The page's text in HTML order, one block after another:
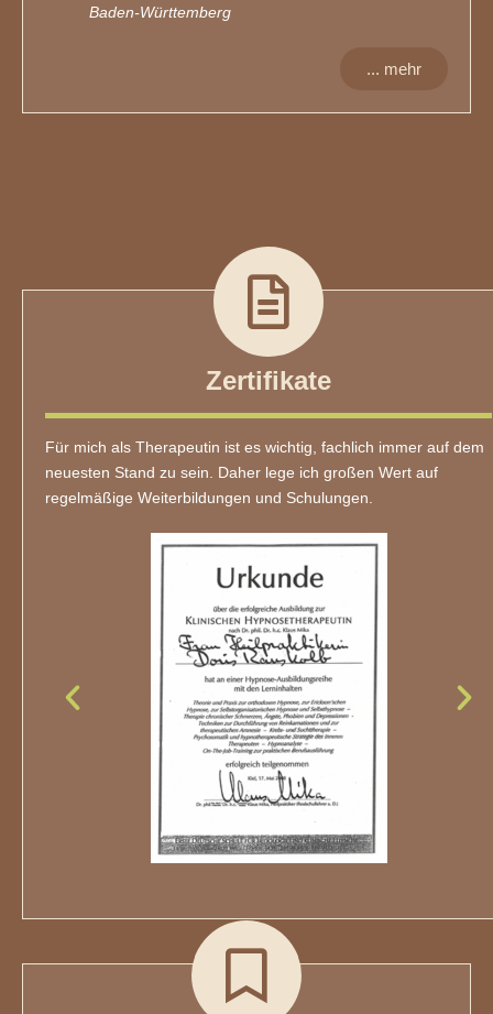
Baden-Württemberg
... mehr
Zertifikate
Für mich als Therapeutin ist es wichtig, fachlich immer auf dem
neuesten Stand zu sein. Daher lege ich großen Wert auf
regelmäßige Weiterbildungen und Schulungen.